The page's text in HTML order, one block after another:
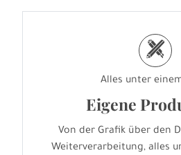
h
Alles unter
Eigene
Von der Grafik über den
Weiterverarbeitung, alles